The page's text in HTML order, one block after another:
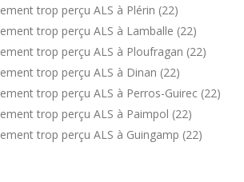
trop perçu ALS à Plérin (22)
trop perçu ALS à Lamballe (22)
trop perçu ALS à Ploufragan (22)
trop perçu ALS à Dinan (22)
trop perçu ALS à Perros-Guirec (22)
trop perçu ALS à Paimpol (22)
trop perçu ALS à Guingamp (22)